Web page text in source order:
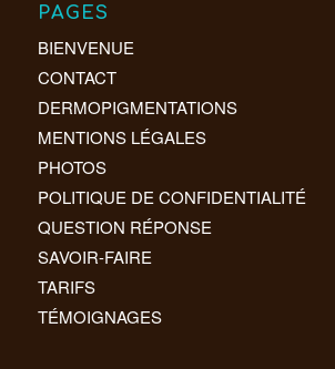
PAGES
BIENVENUE
CONTACT
DERMOPIGMENTATIONS
MENTIONS LÉGALES
PHOTOS
POLITIQUE DE CONFIDENTIALITÉ
QUESTION RÉPONSE
SAVOIR-FAIRE
TARIFS
TÉMOIGNAGES